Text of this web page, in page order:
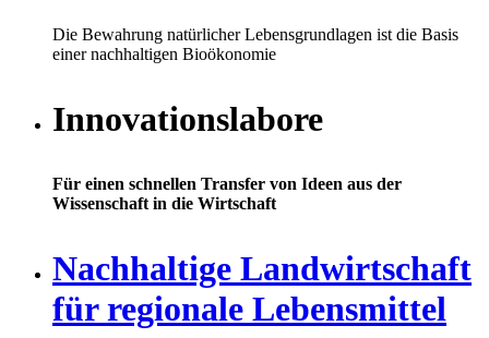
Die Bewahrung natürlicher Lebensgrundlagen ist die Basis
einer nachhaltigen Bioökonomie
Innovationslabore
Für einen schnellen Transfer von Ideen aus der
Wissenschaft in die Wirtschaft
Nachhaltige Landwirtschaft
für regionale Lebensmittel